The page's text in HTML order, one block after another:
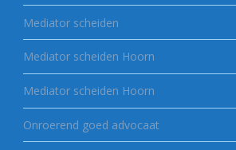
Mediator scheiden
Mediator scheiden Hoorn
Mediator scheiden Hoorn
Onroerend goed advocaat